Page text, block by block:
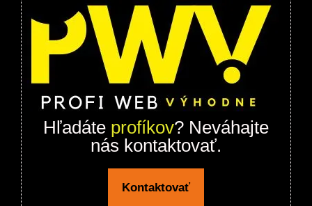
Hľadáte profíkov? Neváhajte
nás kontaktovať.
Kontaktovať